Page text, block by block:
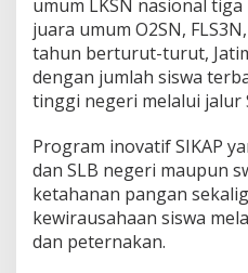
umum LKSN nasional
juara umum O2SN,
tahun berturut-turut,
dengan jumlah siswa
tinggi negeri melalui jalur
Program inovatif SIKAP
dan SLB negeri maupun
ketahanan pangan
kewirausahaan siswa
dan peternakan.